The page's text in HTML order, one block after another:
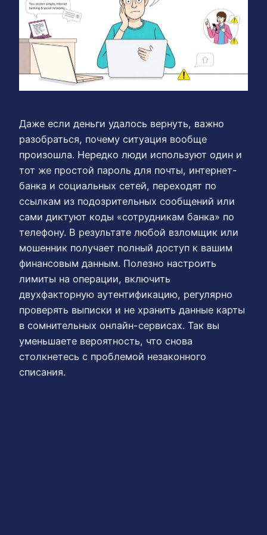
Даже если деньги удалось вернуть, важно
разобраться, почему ситуация вообще
произошла. Нередко люди используют один и
тот же простой пароль для почты, интернет-
банка и социальных сетей, переходят по
ссылкам из подозрительных сообщений или
сами диктуют коды «сотрудникам банка» по
телефону. В результате любой взломщик или
мошенник получает полный доступ к вашим
финансовым данным. Полезно настроить
лимиты на операции, включить
двухфакторную аутентификацию, регулярно
проверять выписки и не хранить данные карты
в сомнительных онлайн-сервисах. Так вы
уменьшаете вероятность, что снова
столкнетесь с проблемой незаконного
списания.